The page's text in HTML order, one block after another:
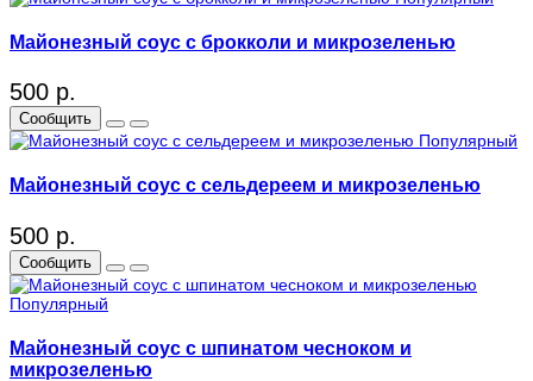
Майонезный соус с брокколи и микрозеленью
500 р.
Сообщить
Популярный
Майонезный соус с сельдереем и микрозеленью
500 р.
Сообщить
Популярный
Майонезный соус с шпинатом чесноком и
микрозеленью